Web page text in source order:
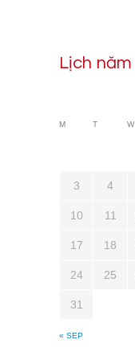
Lịch năm
M T W
« SEP
3 4
10 11
17 18
24 25
31